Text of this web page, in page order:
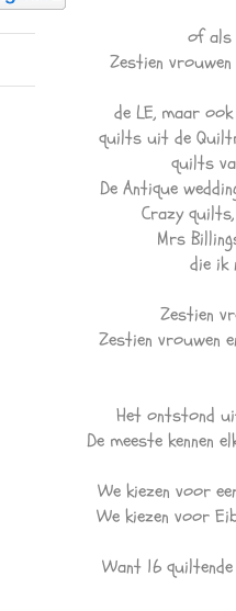
of als
Zestien
de LE, maar
quilts uit de
quilts
De Antique
Crazy quilts,
Mrs
die ik
Zestien
Zestien vrouwen
Het ontstond
De meeste kennen
We kiezen voor
We kiezen voor
Want 16